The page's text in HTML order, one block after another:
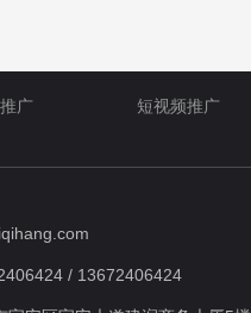
广 短视频推广
/ 13672406424